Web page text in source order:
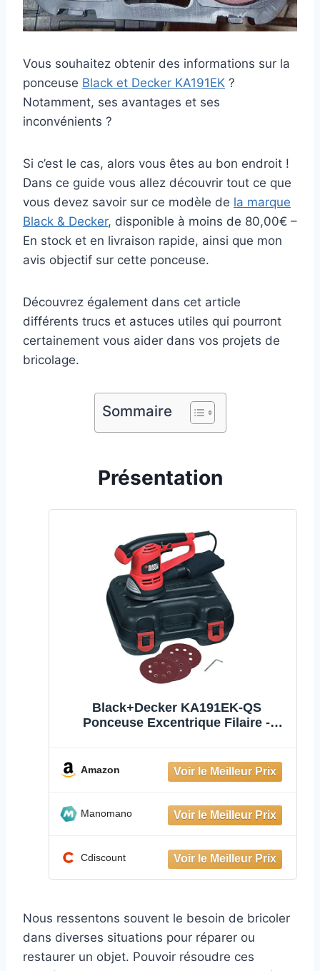
Vous souhaitez obtenir des informations sur la
ponceuse Black et Decker KA191EK ?
Notamment, ses avantages et ses
inconvénients ?
Si c’est le cas, alors vous êtes au bon endroit !
Dans ce guide vous allez découvrir tout ce que
vous devez savoir sur ce modèle de la marque
Black & Decker, disponible à moins de 80,00€ –
En stock et en livraison rapide, ainsi que mon
avis objectif sur cette ponceuse.
Découvrez également dans cet article
différents trucs et astuces utiles qui pourront
certainement vous aider dans vos projets de
bricolage.
Sommaire
Présentation
Black+Decker KA191EK-QS
Ponceuse Excentrique Filaire -
Coffret, 480 W Orange
Amazon
Manomano
Cdiscount
Nous ressentons souvent le besoin de bricoler
dans diverses situations pour réparer ou
restaurer un objet. Pouvoir résoudre ces